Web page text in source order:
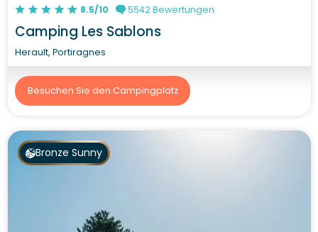
8.5/10 5542 Bewertungen
Camping Les Sablons
Herault, Portiragnes
Besuchen Sie den Campingplatz
Bronze Sunny